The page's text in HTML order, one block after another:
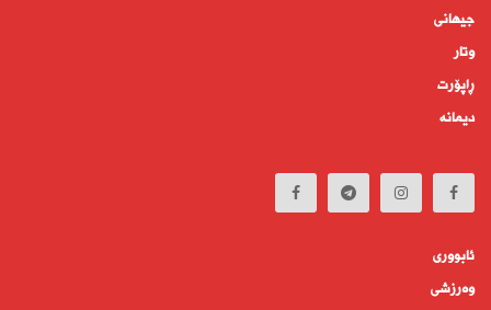
جیهانى
وتار
ڕاپۆرت
دیمانە
ئابوورى
وەرزشی